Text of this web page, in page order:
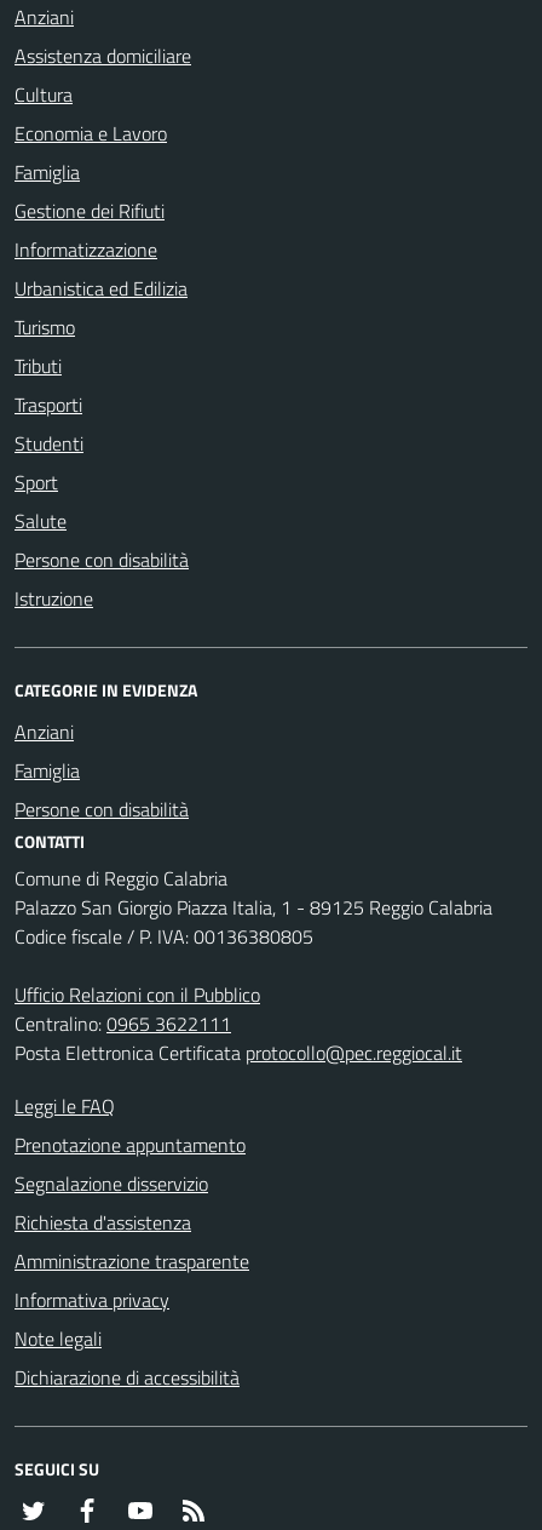
Anziani
Assistenza domiciliare
Cultura
Economia e Lavoro
Famiglia
Gestione dei Rifiuti
Informatizzazione
Urbanistica ed Edilizia
Turismo
Tributi
Trasporti
Studenti
Sport
Salute
Persone con disabilità
Istruzione
CATEGORIE IN EVIDENZA
Anziani
Famiglia
Persone con disabilità
CONTATTI
Comune di Reggio Calabria
Palazzo San Giorgio Piazza Italia, 1 - 89125 Reggio Calabria
Codice fiscale / P. IVA: 00136380805
Ufficio Relazioni con il Pubblico
Centralino:0965 3622111
Posta Elettronica Certificata protocollo@pec.reggiocal.it
Leggi le FAQ
Prenotazione appuntamento
Segnalazione disservizio
Richiesta d'assistenza
Amministrazione trasparente
Informativa privacy
Note legali
Dichiarazione di accessibilità
SEGUICI SU
Twitter Facebook YouTube